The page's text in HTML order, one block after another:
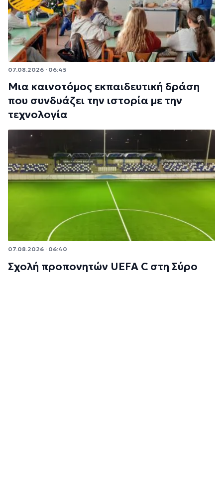
07.08.2026 · 06:45
Μια καινοτόμος εκπαιδευτική δράση
που συνδυάζει την ιστορία με την
τεχνολογία
07.08.2026 · 06:40
Σχολή προπονητών UEFA C στη Σύρο